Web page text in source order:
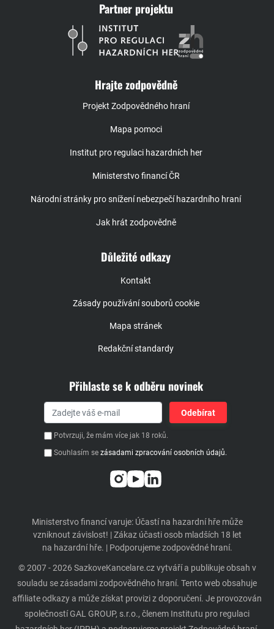
Partner projektu
Hrajte zodpovědně
Projekt Zodpovědného hraní
Mapa pomoci
Institut pro regulaci hazardních her
Ministerstvo financí ČR
Národní stránky pro snížení nebezpečí hazardního hraní
Jak hrát zodpovědně
Důležité odkazy
Kontakt
Zásady používání souborů cookie
Mapa stránek
Redakční standardy
Přihlaste se k odběru novinek
Potvrzuji, že mám více jak 18 roků.
Souhlasím se zásadami zpracování osobních údajů.
Ministerstvo financí varuje: Účastí na hazardní hře může
vzniknout závislost! | Zákaz účasti osob mladších 18 let
na hazardní hře. | Podporujeme zodpovědné hraní.
© 2007 - 2026 SazkoveKancelare.cz vytváří a publikuje obsah v
souladu se zásadami zodpovědného hraní. Tento web obsahuje
affiliate odkazy a může získat provizi z doporučení. Je provozován
společností GAL GROUP, s.r.o., členem Institutu pro regulaci